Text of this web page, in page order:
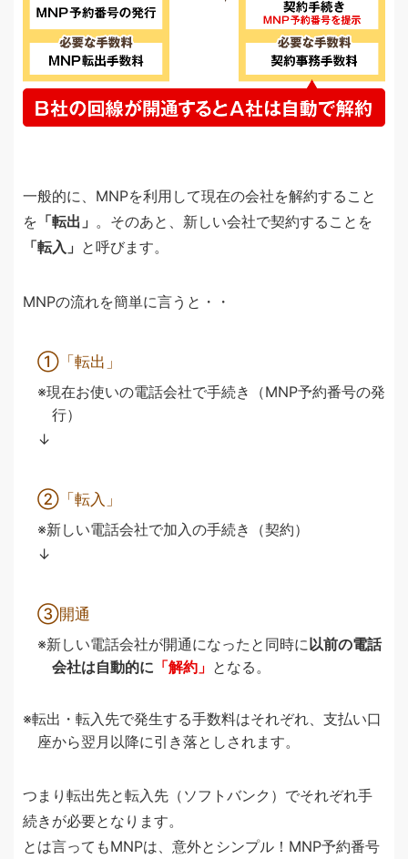
一般的に、MNPを利用して現在の会社を解約すること
を 「転出」 。そのあと、新しい会社で契約することを
「転入」 と呼びます。
MNPの流れを簡単に言うと・・
①「転出」
現在お使いの電話会社で手続き（MNP予約番号の発
行）
↓
②「転入」
新しい電話会社で加入の手続き（契約）
↓
③開通
新しい電話会社が開通になったと同時に以前の電話
会社は自動的に 「解約」 となる。
転出・転入先で発生する手数料はそれぞれ、支払い口
座から翌月以降に引き落としされます。
つまり転出先と転入先（ソフトバンク）でそれぞれ手
続きが必要となります。
とは言ってもMNPは、意外とシンプル！MNP予約番号